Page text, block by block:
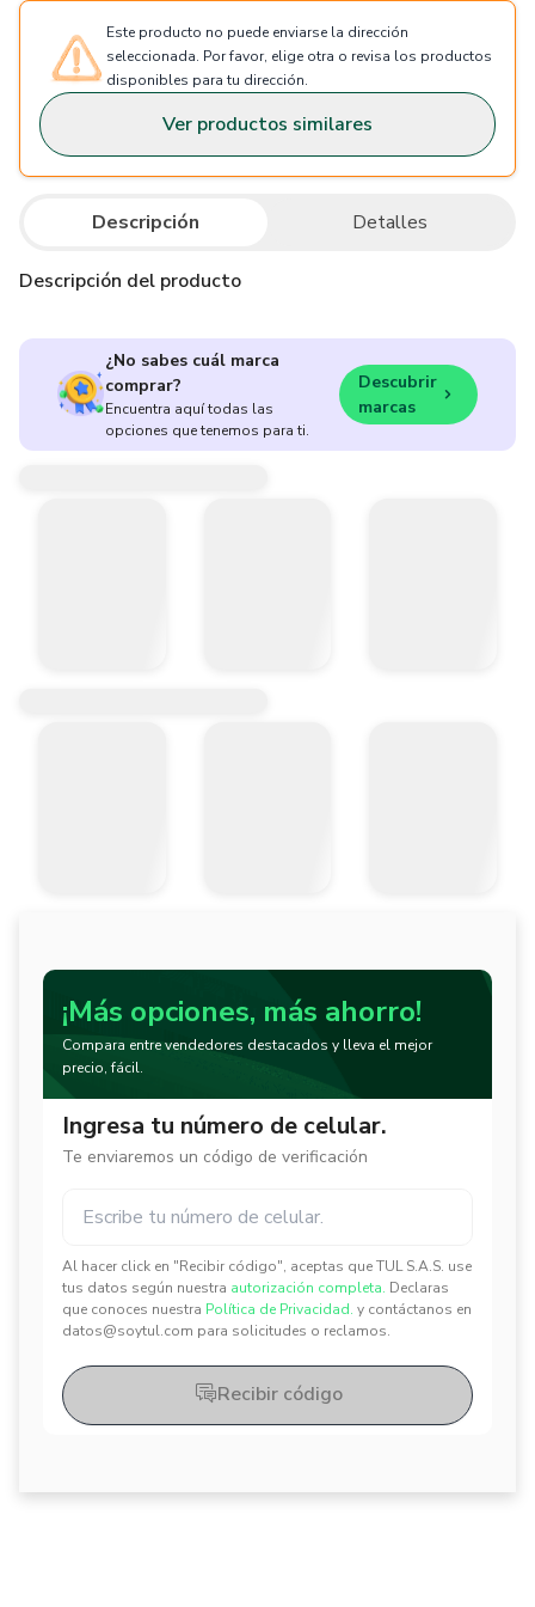
Este producto no puede enviarse la dirección
seleccionada. Por favor, elige otra o revisa los productos
disponibles para tu dirección.
Ver productos similares
Descripción Detalles
Descripción del producto
¿No sabes cuál marca
comprar?
Encuentra aquí todas las
opciones que tenemos para ti.
Descubrir
marcas
¡Más opciones, más ahorro!
Compara entre vendedores destacados y lleva el mejor
precio, fácil.
Ingresa tu número de celular.
Te enviaremos un código de verificación
Al hacer click en "Recibir código", aceptas que TUL S.A.S. use
tus datos según nuestra autorización completa. Declaras
que conoces nuestra Política de Privacidad. y contáctanos en
datos@soytul.com para solicitudes o reclamos.
✕
✕
Recibir código